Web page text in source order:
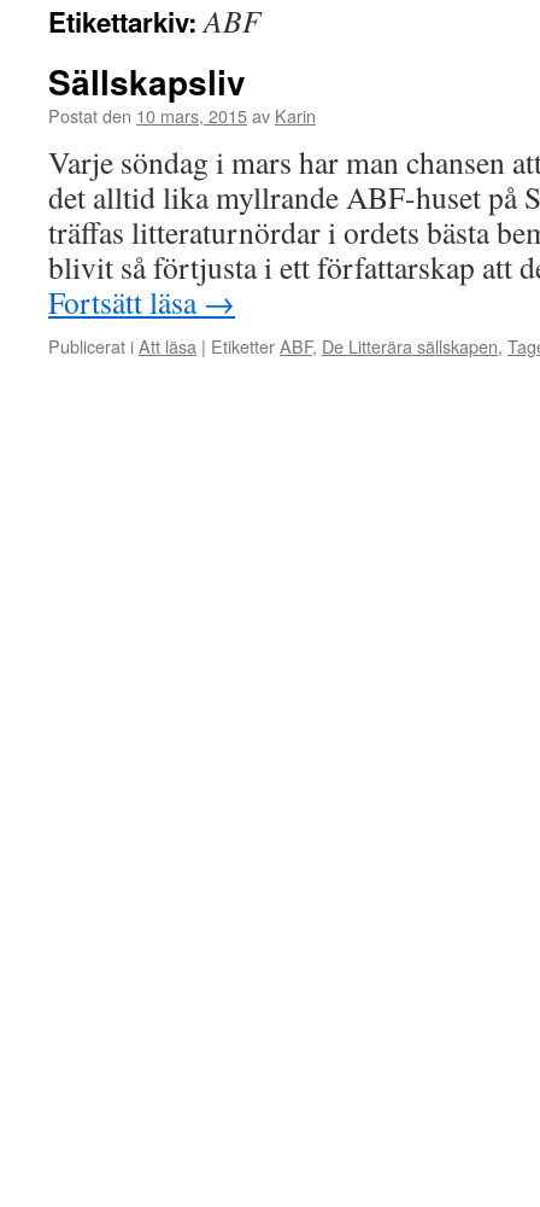
Etikettarkiv:ABF
Sällskapsliv
Postat den 10 mars, 2015av Karin
Varje söndag i mars har man chansen
det alltid lika myllrande ABF-huset på
träffas litteraturnördar i ordets bästa
blivit så förtjusta i ett författarskap att
Fortsätt läsa →
Publicerat iAtt läsa | EtiketterABF, De Litterära sällskapen,